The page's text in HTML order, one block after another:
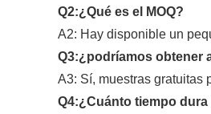
Q2:¿Qué es el MOQ?
A2: Hay disponible un
Q3:¿podríamos obtener
A3: Sí, muestras gratuitas
Q4:¿Cuánto tiempo dura